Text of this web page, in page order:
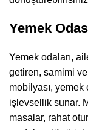
Yemek
Yemek odaları,
getiren, samimi ve
mobilyası, yemek
işlevsellik sunar.
masalar, rahat